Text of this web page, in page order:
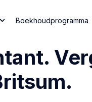
Boekhoudprogramma